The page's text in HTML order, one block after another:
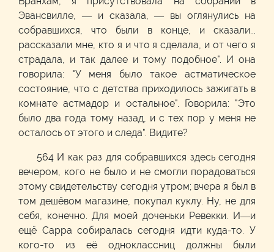
Эвансвилле, — и сказала, — вы оглянулись на
собравшихся, что были в конце, и сказали...
рассказали мне, кто я и что я сделала, и от чего я
страдала, и так далее и тому подобное". И она
говорила: "У меня было такое астматическое
состояние, что с детства приходилось зажигать в
комнате астмадор и остальное". Говорила: "Это
было два года тому назад, и с тех пор у меня не
осталось от этого и следа". Видите?
564 И как раз для собравшихся здесь сегодня
вечером, кого не было и не смогли порадоваться
этому свидетельству сегодня утром; вчера я был в
том дешёвом магазине, покупал куклу. Ну, не для
себя, конечно. Для моей доченьки Ревекки. И—и
ещё Сарра собиралась сегодня идти куда-то. У
кого-то из её одноклассниц должны были